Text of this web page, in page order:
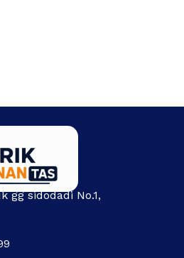
gg sidodadi No.1,